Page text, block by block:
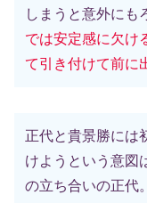
しまうと意外にも
では安定感に欠け
て引き付けて前に
正代と貴景勝には
けようという意図
の立ち合いの正代